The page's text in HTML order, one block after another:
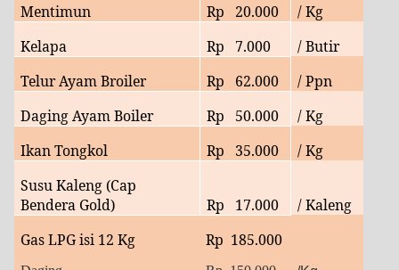
Mentimun
Rp 20.000
/ Kg
Kelapa
Rp 7.000
/ Butir
Telur Ayam Broiler
Rp 62.000
/ Ppn
Daging Ayam Boiler
Rp 50.000
/ Kg
Ikan Tongkol
Rp 35.000
/ Kg
Susu Kaleng (Cap
Bendera Gold)
Rp 17.000
/ Kaleng
Gas LPG isi 12 Kg
Rp 185.000